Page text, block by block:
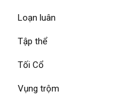
Loạn luân
Tập thể
Tối Cổ
Vụng trộm